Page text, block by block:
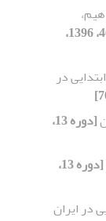
[دوره 13، شماره 46، 1396،
در
[دوره 13،
[دوره 13،
در ایران